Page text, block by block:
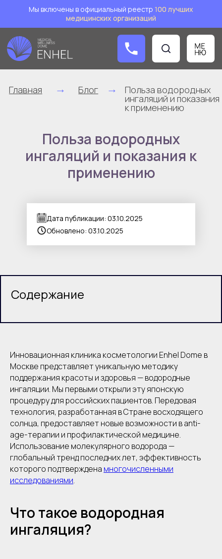
Мы включены в официальный реестр1 00 лучших
медицинских организаций
Польза водородных
ингаляций и показания
Польза водородных
ингаляций и показания к
применению
Дата публикации: 03.10.2025
Обновлено: 03.10.2025
Содержание
Инновационная клиника косметологии Enhel Dome в
Москве представляет уникальную методику
поддержания красоты и здоровья — водородные
ингаляции. Мы первыми открыли эту японскую
процедуру для российских пациентов. Передовая
технология, разработанная в Стране восходящего
солнца, предоставляет новые возможности в anti-
age-терапии и профилактической медицине.
Использование молекулярного водорода —
глобальный тренд последних лет, эффективность
которого подтверждена многочисленными
исследованиями.
Что такое водородная
ингаляция?